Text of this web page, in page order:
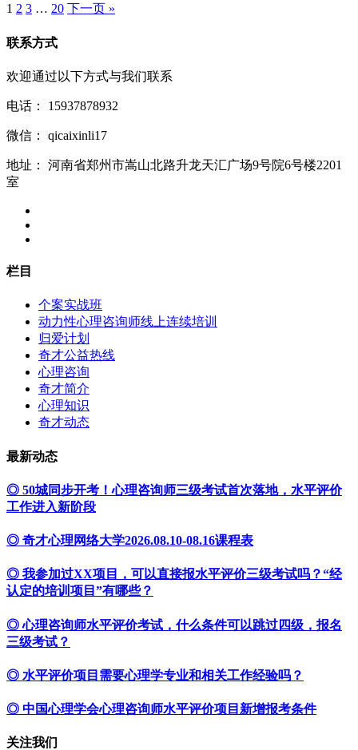
1 2 3 … 20 下一页 »
联系方式
欢迎通过以下方式与我们联系
电话： 15937878932
微信： qicaixinli17
地址：
河南省郑州市嵩山北路升龙天汇广场9号院6号楼2201
室
栏目
个案实战班
动力性心理咨询师线上连续培训
归爱计划
奇才公益热线
心理咨询
奇才简介
心理知识
奇才动态
最新动态
◎ 50城同步开考！心理咨询师三级考试首次落地，水平评价
工作进入新阶段
◎ 奇才心理网络大学2026.08.10-08.16课程表
◎ 我参加过XX项目，可以直接报水平评价三级考试吗？“经
认定的培训项目”有哪些？
◎ 心理咨询师水平评价考试，什么条件可以跳过四级，报名
三级考试？
◎ 水平评价项目需要心理学专业和相关工作经验吗？
◎ 中国心理学会心理咨询师水平评价项目新增报考条件
关注我们